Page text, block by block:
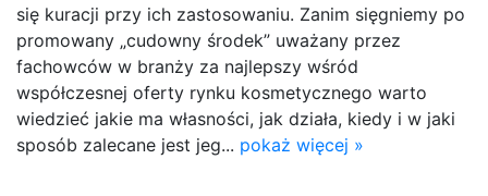
się kuracji przy ich zastosowaniu. Zanim sięgniemy po
promowany „cudowny środek” uważany przez
fachowców w branży za najlepszy wśród
współczesnej oferty rynku kosmetycznego warto
wiedzieć jakie ma własności, jak działa, kiedy i w jaki
sposób zalecane jest jeg... pokaż więcej »